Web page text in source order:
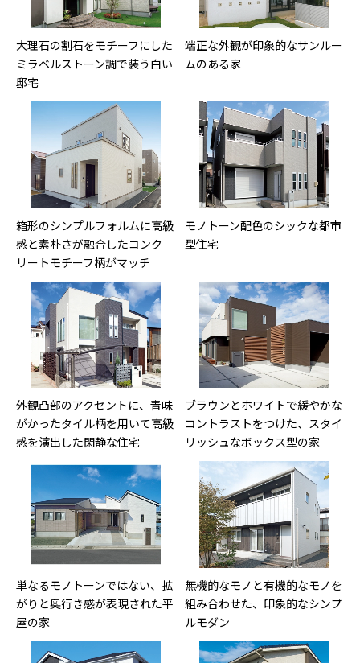
大理石の割石をモチーフにした
ミラベルストーン調で装う白い
邸宅
端正な外観が印象的なサンルー
ムのある家
箱形のシンプルフォルムに高級
感と素朴さが融合したコンク
リートモチーフ柄がマッチ
モノトーン配色のシックな都市
型住宅
外観凸部のアクセントに、青味
がかったタイル柄を用いて高級
感を演出した閑静な住宅
ブラウンとホワイトで緩やかな
コントラストをつけた、スタイ
リッシュなボックス型の家
単なるモノトーンではない、拡
がりと奥行き感が表現された平
屋の家
無機的なモノと有機的なモノを
組み合わせた、印象的なシンプ
ルモダン